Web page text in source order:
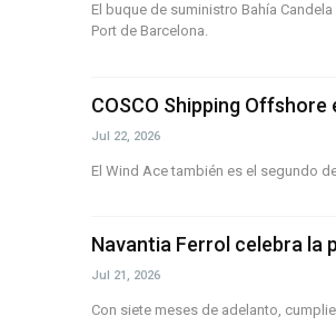
El buque de suministro Bahía
Port de Barcelona.
COSCO Shipping
Jul 22, 2026
El Wind Ace también es el segundo
Navantia Ferrol celebra la
Jul 21, 2026
Con siete meses de adelanto,